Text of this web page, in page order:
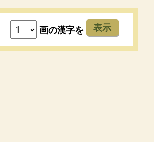
画の漢字を 表示